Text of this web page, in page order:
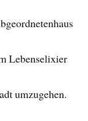
Lebenselixier
umzugehen.